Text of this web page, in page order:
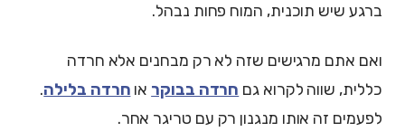
ברגע שיש תוכנית, המוח פחות נבהל.
ואם אתם מרגישים שזה לא רק מבחנים אלא חרדה
כללית, שווה לקרוא גם חרדה בבוקר או חרדה בלילה.
לפעמים זה אותו מנגנון רק עם טריגר אחר.